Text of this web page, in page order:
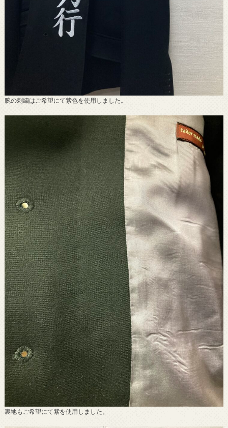
腕の刺繍はご希望にて紫色を使用しました。
裏地もご希望にて紫を使用しました。